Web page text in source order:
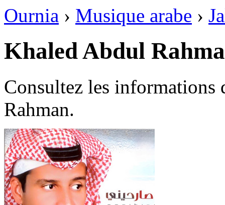
Ournia › Musique arabe ›
Khaled Abdul
Consultez les
Rahman.